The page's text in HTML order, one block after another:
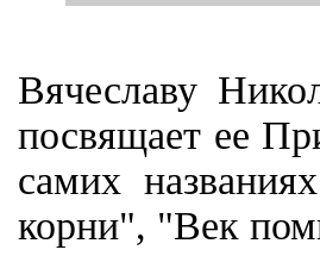
Вячеславу
посвящает ее
самих
корни", "Век